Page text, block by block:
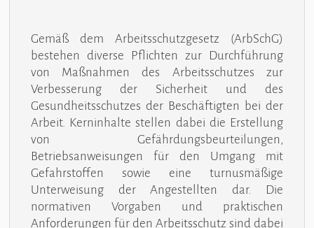
Gemäß dem Arbeitsschutzgesetz (ArbSchG)
bestehen diverse Pflichten zur Durchführung
von Maßnahmen des Arbeitsschutzes zur
Verbesserung der Sicherheit und des
Gesundheitsschutzes der Beschäftigten bei der
Arbeit. Kerninhalte stellen dabei die Erstellung
von Gefährdungsbeurteilungen,
Betriebsanweisungen für den Umgang mit
Gefahrstoffen sowie eine turnusmäßige
Unterweisung der Angestellten dar. Die
normativen Vorgaben und praktischen
Anforderungen für den Arbeitsschutz sind dabei